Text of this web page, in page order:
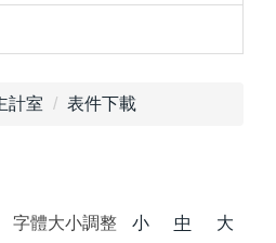
計室 表件下載
字體大小調整 小 中
大